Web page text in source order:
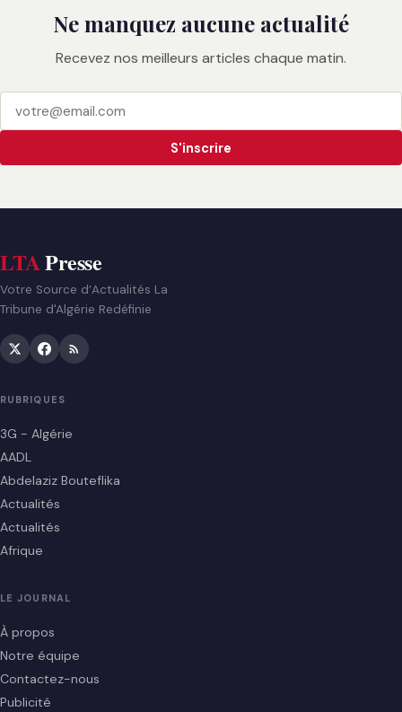
Ne manquez aucune actualité
Recevez nos meilleurs articles chaque matin.
S'inscrire
LTAPresse
Votre Source d’Actualités La
Tribune d'Algérie Redéfinie
RUBRIQUES
3G - Algérie
AADL
Abdelaziz Bouteflika
Actualités
Actualités
Afrique
LE JOURNAL
À propos
Notre équipe
Contactez-nous
Publicité